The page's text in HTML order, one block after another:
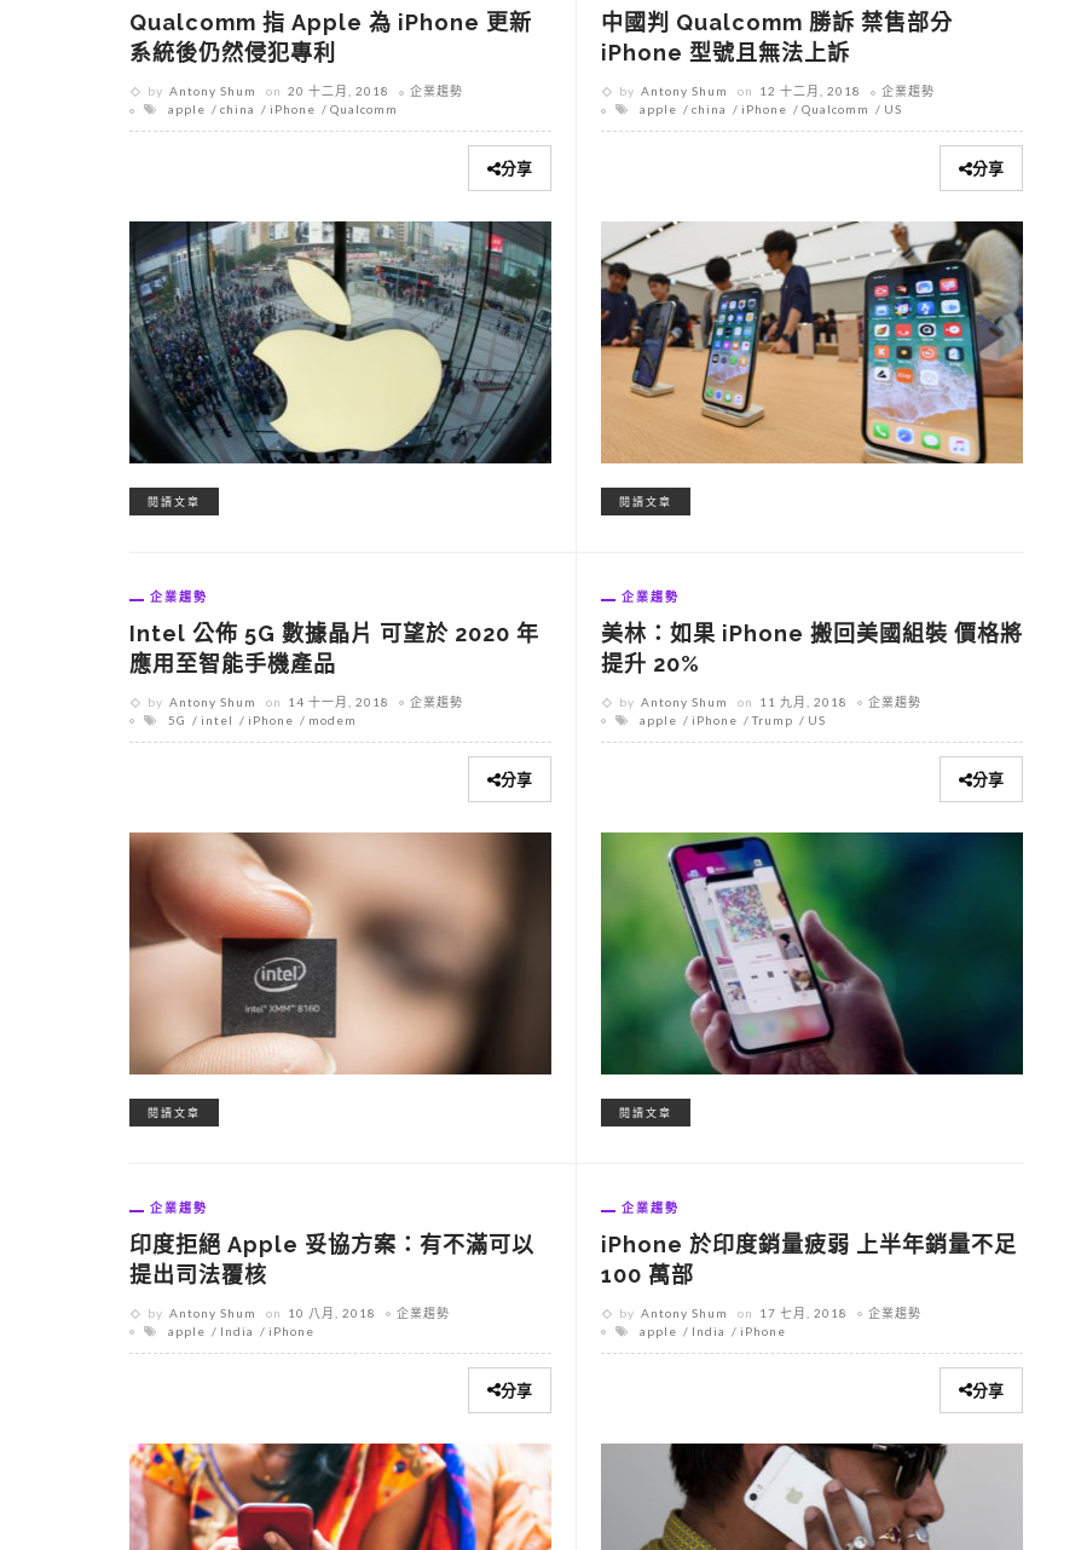
Qualcomm 指 Apple 為 iPhone 更新
系統後仍然侵犯專利
by Antony Shum on 20 十二月, 2018
企業趨勢
apple
china iPhone Qualcomm
分享
閱讀文章
中國判 Qualcomm 勝訴 禁售部分
iPhone 型號且無法上訴
by Antony Shum on 12 十二月, 2018
企業趨勢
apple
china iPhone Qualcomm US
分享
閱讀文章
企業趨勢
Intel 公佈 5G 數據晶片 可望於 2020 年
應用至智能手機產品
by Antony Shum on 14 十一月, 2018
企業趨勢
5G
intel iPhone modem
分享
閱讀文章
企業趨勢
美林：如果 iPhone 搬回美國組裝 價格將
提升 20%
by Antony Shum on 11 九月, 2018
企業趨勢
apple
iPhone Trump US
分享
閱讀文章
企業趨勢
印度拒絕 Apple 妥協方案：有不滿可以
提出司法覆核
by Antony Shum on 10 八月, 2018
企業趨勢
apple
India iPhone
分享
企業趨勢
iPhone 於印度銷量疲弱 上半年銷量不足
100 萬部
by Antony Shum on 17 七月, 2018
企業趨勢
apple
India iPhone
分享